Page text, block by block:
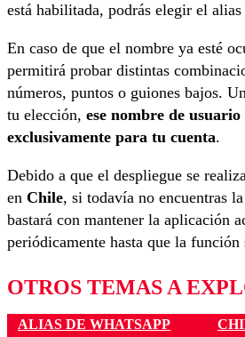
está habilitada, podrás elegir el
En caso de que el nombre ya esté
permitirá probar distintas
números, puntos o guiones bajos.
tu elección, ese nombre de
exclusivamente para tu cuenta.
Debido a que el despliegue se
en Chile, si todavía no encuentras
bastará con mantener la aplicación
periódicamente hasta que la función
OTROS TEMAS A
ALIAS DE WHATSAPP